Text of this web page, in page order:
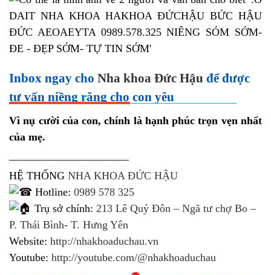
Inbox ngay cho Nha khoa Đức Hậu để được
tư vấn niềng răng cho con yêu
Vì nụ cười của con, chính là hạnh phúc trọn vẹn nhất
của mẹ.
———————————
HỆ THỐNG NHA KHOA ĐỨC HẬU
Hotline: 0989 578 325
Trụ sở chính: 213 Lê Quý Đôn – Ngã tư chợ Bo –
P. Thái Bình- T. Hưng Yên
Website: http://nhakhoaduchau.vn
Youtube: http://youtube.com/@nhakhoaduchau